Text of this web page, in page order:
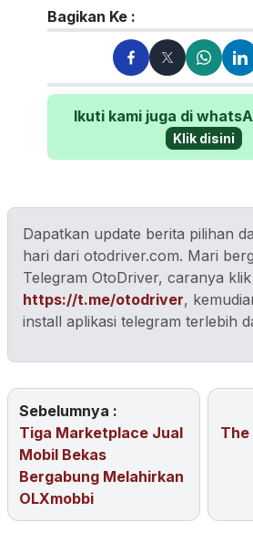
Bagikan Ke :
Ikuti kami juga di
Klik disini
Dapatkan update berita pilihan
hari dari otodriver.com. Mari
Telegram OtoDriver, caranya
https://t.me/otodriver,
install aplikasi telegram terlebih
Sebelumnya :
Tiga Marketplace Jual
Mobil Bekas
Bergabung Melahirkan
OLXmobbi
The